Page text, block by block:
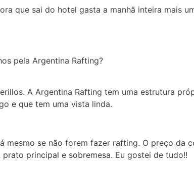
que sai do hotel gasta a manhã inteira mais
pela Argentina Rafting?
A Argentina Rafting tem uma estrutura
e que tem uma vista linda.
mesmo se não forem fazer rafting. O preço da
principal e sobremesa. Eu gostei de tudo!!